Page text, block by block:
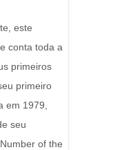
este
conta toda a
primeiros
primeiro
em 1979,
seu
of the